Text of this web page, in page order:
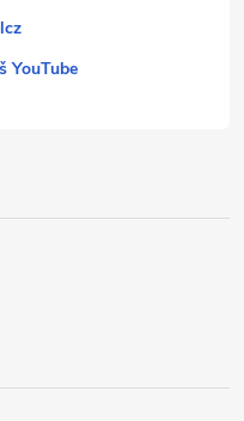
YouTube